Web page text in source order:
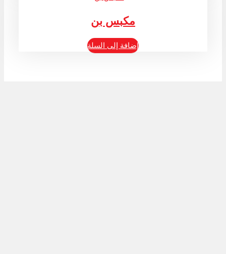
مكبس بن
إضافة إلى السلة